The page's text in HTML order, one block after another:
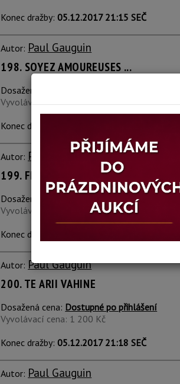
Konec dražby:05.12.2017 21:15 SEČ
Autor: Paul Gauguin
198. SOYEZ AMOUREUSES ...
Dosažená cena:
Vyvolávací cena: 1 200 Kč
Konec dražby:
Autor: Paul Gauguin
199. FEMMES, ANIMAUX ET FEUILLAGES
Dosažená cena:
Dostupné po přihlášení
Vyvolávací cena: 1 200 Kč
Konec dražby:
Autor: Paul Gauguin
200. TE ARII VAHINE
Dosažená cena: Dostupné po přihlášení
Vyvolávací cena: 1 200 Kč
Konec dražby:05.12.2017 21:18 SEČ
Autor: Paul Gauguin